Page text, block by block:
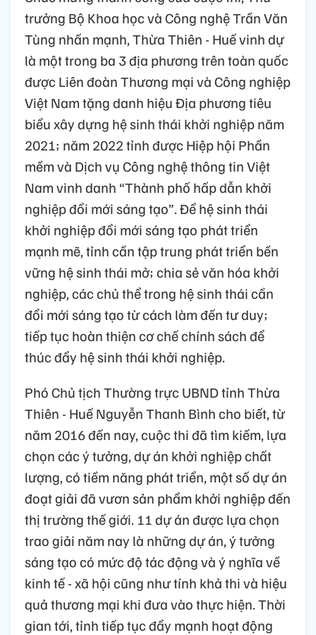
trưởng Bộ Khoa học và Công nghệ Trần Văn
Tùng nhấn mạnh, Thừa Thiên - Huế vinh dự
là một trong ba 3 địa phương trên toàn quốc
được Liên đoàn Thương mại và Công nghiệp
Việt Nam tặng danh hiệu Địa phương tiêu
biểu xây dựng hệ sinh thái khởi nghiệp năm
2021; năm 2022 tỉnh được Hiệp hội Phần
mềm và Dịch vụ Công nghệ thông tin Việt
Nam vinh danh “Thành phố hấp dẫn khởi
nghiệp đổi mới sáng tạo”. Để hệ sinh thái
khởi nghiệp đổi mới sáng tạo phát triển
mạnh mẽ, tỉnh cần tập trung phát triển bền
vững hệ sinh thái mở; chia sẻ văn hóa khởi
nghiệp, các chủ thể trong hệ sinh thái cần
đổi mới sáng tạo từ cách làm đến tư duy;
tiếp tục hoàn thiện cơ chế chính sách để
thúc đẩy hệ sinh thái khởi nghiệp.
Phó Chủ tịch Thường trực UBND tỉnh Thừa
Thiên - Huế Nguyễn Thanh Bình cho biết, từ
năm 2016 đến nay, cuộc thi đã tìm kiếm, lựa
chọn các ý tưởng, dự án khởi nghiệp chất
lượng, có tiềm năng phát triển, một số dự án
đoạt giải đã vươn sản phẩm khởi nghiệp đến
thị trường thế giới. 11 dự án được lựa chọn
trao giải năm nay là những dự án, ý tưởng
sáng tạo có mức độ tác động và ý nghĩa về
kinh tế - xã hội cũng như tính khả thi và hiệu
quả thương mại khi đưa vào thực hiện. Thời
gian tới, tỉnh tiếp tục đẩy mạnh hoạt động